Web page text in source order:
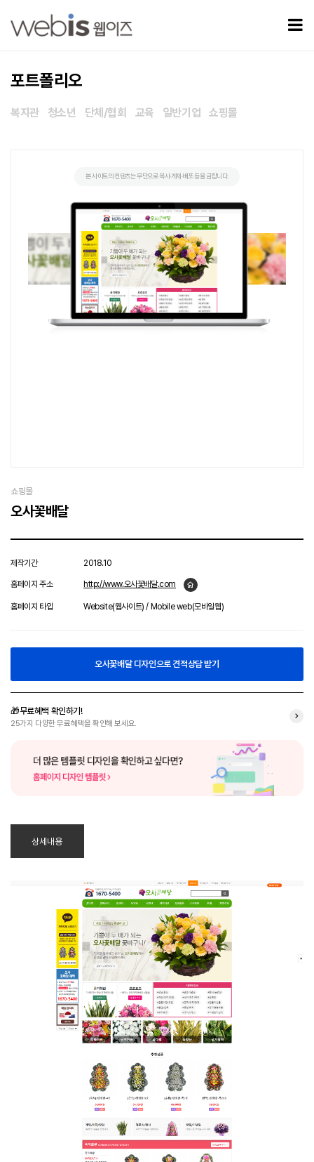
포트폴리오
복지관 청소년 단체/협회 교육 일반기업 쇼핑몰
본 사이트의 컨텐츠는 무단으로 복사·게재·배포 등을 금합니다.
상세내용
쇼핑몰
오사꽃배달
제작기간 2018.10
홈페이지 주소 http://www.오사꽃배달.com
홈페이지 타입 Website(웹사이트) / Mobile web(모바일웹)
오사꽃배달 디자인으로 견적상담 받기
🎁무료혜택 확인하기!
25가지 다양한 무료혜택을 확인해 보세요.